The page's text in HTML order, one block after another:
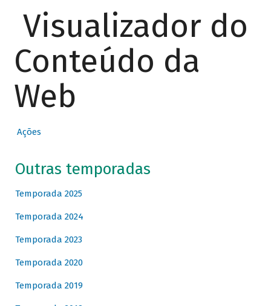
Visualizador do
Conteúdo da
Web
Ações
Outras temporadas
Temporada 2025
Temporada 2024
Temporada 2023
Temporada 2020
Temporada 2019